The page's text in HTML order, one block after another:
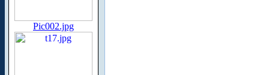
Pic002.jpg